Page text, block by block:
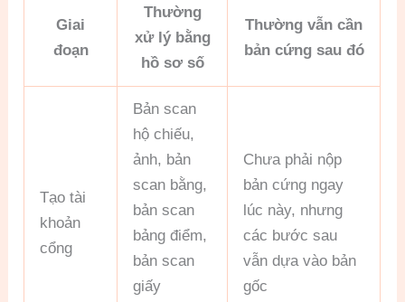
Giai
đoạn
Thường
xử lý bằng
hồ sơ số
Thường vẫn cần
bản cứng sau đó
Tạo tài
khoản
cổng
Bản scan
hộ chiếu,
ảnh, bản
scan bằng,
bản scan
bảng điểm,
bản scan
giấy
Chưa phải nộp
bản cứng ngay
lúc này, nhưng
các bước sau
vẫn dựa vào bản
gốc